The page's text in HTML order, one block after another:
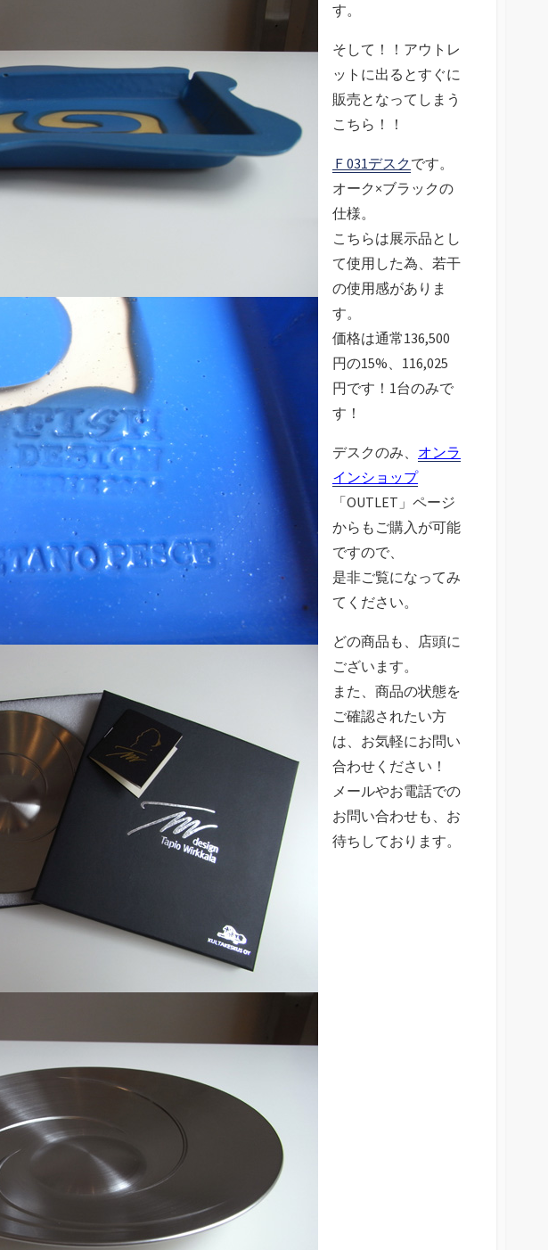
す。
そして！！アウトレ
ットに出るとすぐに
販売となってしまう
こちら！！
Ｆ031デスクです。
オーク×ブラックの
仕様。
こちらは展示品とし
て使用した為、若干
の使用感がありま
す。
価格は通常136,500
円の15%、116,025
円です！1台のみで
す！
デスクのみ、 オンラ
インショップ
「OUTLET」ページ
からもご購入が可能
ですので、
是非ご覧になってみ
てください。
どの商品も、店頭に
ございます。
また、商品の状態を
ご確認されたい方
は、お気軽にお問い
合わせください！
メールやお電話での
お問い合わせも、お
待ちしております。